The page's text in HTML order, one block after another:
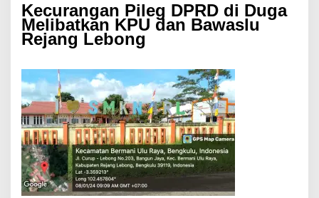
Kecurangan Pileg DPRD di Duga
Melibatkan KPU dan Bawaslu
Rejang Lebong